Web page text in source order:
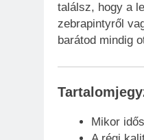
találsz, hogy a
zebrapintyről
barátod mindig
Mikor